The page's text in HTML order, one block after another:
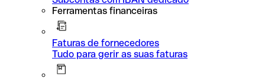
Ferramentas financeiras
Faturas de fornecedores
Tudo para gerir as suas faturas